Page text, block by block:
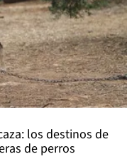
los destinos de
de perros